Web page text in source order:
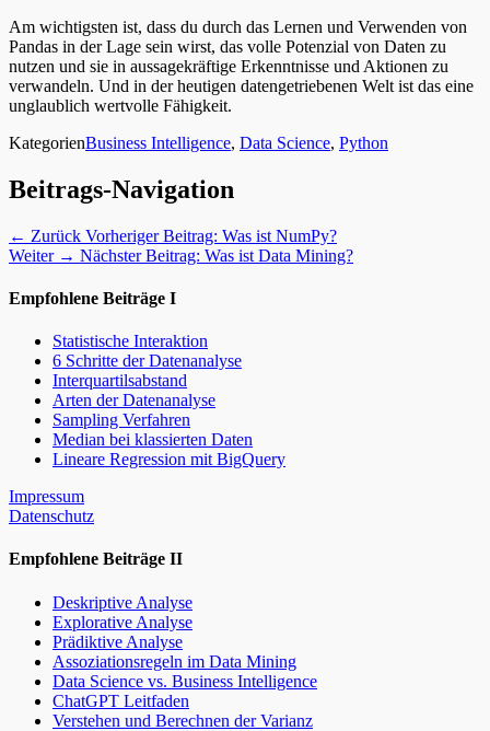
Am wichtigsten ist, dass du durch das Lernen und Verwenden von
Pandas in der Lage sein wirst, das volle Potenzial von Daten zu
nutzen und sie in aussagekräftige Erkenntnisse und Aktionen zu
verwandeln. Und in der heutigen datengetriebenen Welt ist das eine
unglaublich wertvolle Fähigkeit.
KategorienBusiness Intelligence, Data Science, Python
Beitrags-Navigation
← Zurück Vorheriger Beitrag: Was ist NumPy?
Weiter → Nächster Beitrag: Was ist Data Mining?
Empfohlene Beiträge I
Statistische Interaktion
6 Schritte der Datenanalyse
Interquartilsabstand
Arten der Datenanalyse
Sampling Verfahren
Median bei klassierten Daten
Lineare Regression mit BigQuery
Impressum
Datenschutz
Empfohlene Beiträge II
Deskriptive Analyse
Explorative Analyse
Prädiktive Analyse
Assoziationsregeln im Data Mining
Data Science vs. Business Intelligence
ChatGPT Leitfaden
Verstehen und Berechnen der Varianz